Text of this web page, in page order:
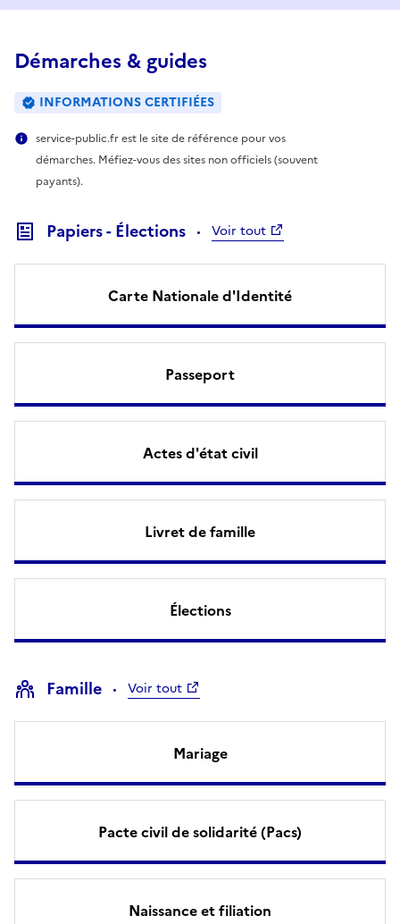
Démarches & guides
INFORMATIONS CERTIFIÉES
service-public.fr est le site de référence pour vos
démarches. Méfiez-vous des sites non officiels (souvent
payants).
Papiers - Élections Voir tout
Carte Nationale d'Identité
Passeport
Actes d'état civil
Livret de famille
Élections
Famille Voir tout
Mariage
Pacte civil de solidarité (Pacs)
Naissance et filiation